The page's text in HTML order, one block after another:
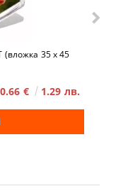
35 x 45
0.66 € 1.29 лв.